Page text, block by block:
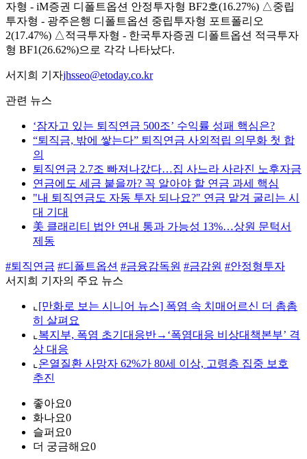
자형 - iM증권 디폴트옵션 안정투자형 BF2호(16.27%) △중립
투자형 - 광주은행 디폴트옵션 중립투자형 포트폴리오
2(17.47%) △적극투자형 - 한국투자증권 디폴트옵션 적극투자
형 BF1(26.62%)으로 각각 나타났다.
서지희 기자jhsseo@etoday.co.kr
관련 뉴스
‘잠자고 있는 퇴직연금 500조’ 수익률 성패 핵심은?
“퇴직금, 밖에 쌓는다” 퇴직연금 사외적립 의무화 첫 합
의
퇴직연금 2.7조 빠져나갔다…집 사느라 사라진 노후자금
연금에도 세금 붙을까? 꼭 알아야 할 연금 과세 핵심
"내 퇴직연금도 자동 투자 되나요?" 연금 맡겨 굴리는 시
대 기대
美 클래리티 법안 연내 통과 가능성 13%…상원 문턱서
제동
#퇴직연금 #디폴트옵션 #금융감독원 #금감원 #안정형투자
서지희 기자의 주요 뉴스
⌞ [만화로 보는 시니어 뉴스] 폭염 속 치매어르신 더 촘촘
히 살펴요
⌞ 복지부, 폭염 초기대응반→‘폭염대응 비상대책본부’ 격
상 대응
⌞ 온열질환 사망자 62%가 80세 이상, 고령층 집중 보호
추진
좋아요0
화나요0
슬퍼요0
더 궁금해요0